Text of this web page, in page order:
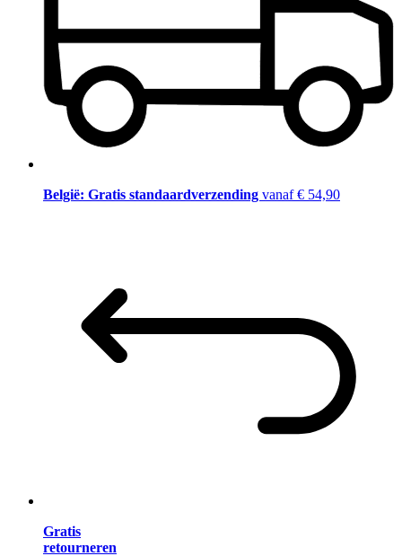
België: Gratis standaardverzending vanaf € 54,90
Gratis
retourneren